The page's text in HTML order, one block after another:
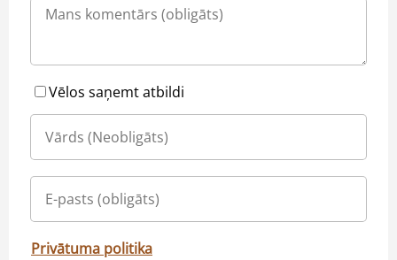
Vēlos saņemt atbildi
Privātuma politika